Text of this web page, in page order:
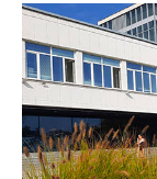
индивидуален
на големи
за реализацията
класическата